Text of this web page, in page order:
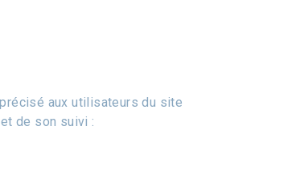
aux utilisateurs du site
de son suivi :